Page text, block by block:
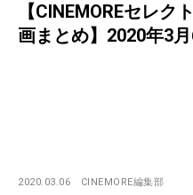
【CINEMOREセレ
画まとめ】2020年3
2020.03.06 CINEMORE編集部